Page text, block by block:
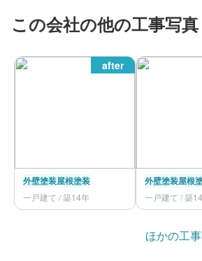
この会社の他の工事写真
after
外壁塗装屋根塗装
一戸建て / 築14年
外壁塗装屋根
一戸建て / 築
ほかの工